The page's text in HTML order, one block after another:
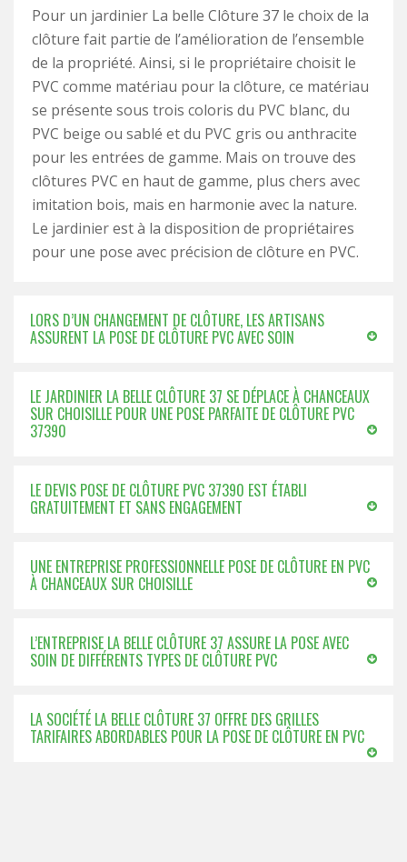
Pour un jardinier La belle Clôture 37 le choix de la
clôture fait partie de l’amélioration de l’ensemble
de la propriété. Ainsi, si le propriétaire choisit le
PVC comme matériau pour la clôture, ce matériau
se présente sous trois coloris du PVC blanc, du
PVC beige ou sablé et du PVC gris ou anthracite
pour les entrées de gamme. Mais on trouve des
clôtures PVC en haut de gamme, plus chers avec
imitation bois, mais en harmonie avec la nature.
Le jardinier est à la disposition de propriétaires
pour une pose avec précision de clôture en PVC.
LORS D’UN CHANGEMENT DE CLÔTURE, LES ARTISANS
ASSURENT LA POSE DE CLÔTURE PVC AVEC SOIN
LE JARDINIER LA BELLE CLÔTURE 37 SE DÉPLACE À CHANCEAUX
SUR CHOISILLE POUR UNE POSE PARFAITE DE CLÔTURE PVC
37390
LE DEVIS POSE DE CLÔTURE PVC 37390 EST ÉTABLI
GRATUITEMENT ET SANS ENGAGEMENT
UNE ENTREPRISE PROFESSIONNELLE POSE DE CLÔTURE EN PVC
À CHANCEAUX SUR CHOISILLE
L’ENTREPRISE LA BELLE CLÔTURE 37 ASSURE LA POSE AVEC
SOIN DE DIFFÉRENTS TYPES DE CLÔTURE PVC
LA SOCIÉTÉ LA BELLE CLÔTURE 37 OFFRE DES GRILLES
TARIFAIRES ABORDABLES POUR LA POSE DE CLÔTURE EN PVC